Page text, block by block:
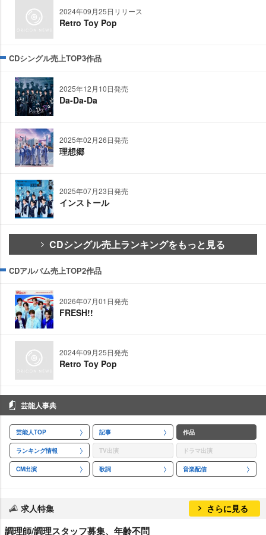
2024年09月25日リリース
Retro Toy Pop
CDシングル売上TOP3作品
2025年12月10日発売
Da-Da-Da
2025年02月26日発売
理想郷
2025年07月23日発売
インストール
CDシングル売上ランキングをもっと見る
CDアルバム売上TOP2作品
2026年07月01日発売
FRESH!!
2024年09月25日発売
Retro Toy Pop
芸能人事典
芸能人TOP 記事 作品
ランキング情報 TV出演 ドラマ出演
CM出演 歌詞 音楽配信
求人特集 さらに見る
調理師/調理スタッフ募集、年齢不問